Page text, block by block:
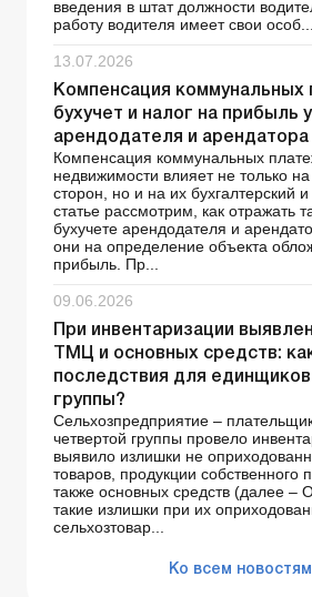
введения в штат должности
работу водителя имеет свои особ...
13.07.2026
Компенсация коммунальных
бухучет и налог на прибыль у
арендодателя и арендатора
Компенсация коммунальных
недвижимости влияет не только
сторон, но и на их бухгалтерский
статье рассмотрим, как отражать
бухучете арендодателя и
они на определение объекта
прибыль. Пр...
09.06.2026
При инвентаризации
ТМЦ и основных средств:
последствия для
группы?
Сельхозпредприятие –
четвертой группы провело
выявило излишки не
товаров, продукции собственного
также основных средств (далее –
такие излишки при их
сельхозтовар...
Ко всем новостям